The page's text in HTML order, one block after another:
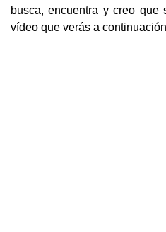
busca, encuentra y creo que
vídeo que verás a